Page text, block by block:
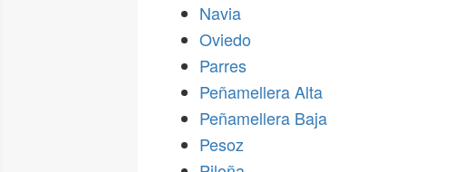
Navia
Oviedo
Parres
Peñamellera Alta
Peñamellera Baja
Pesoz